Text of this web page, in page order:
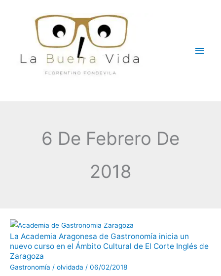
6 De Febrero De
2018
La Academia Aragonesa de Gastronomía inicia un
nuevo curso en el Ámbito Cultural de El Corte Inglés de
Zaragoza
Gastronomía / olvidada / 06/02/2018
La
Academia
Aragonesa
de
Gastronomía
inicia